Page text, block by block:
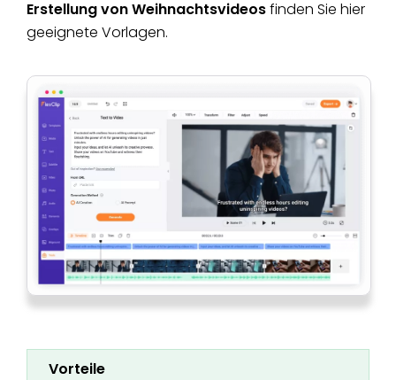
Erstellung von Weihnachtsvideosfinden Sie hier
geeignete Vorlagen.
Vorteile